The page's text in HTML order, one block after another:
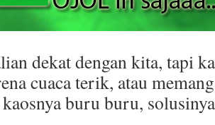
dekat dengan kita, tapi
cuaca terik, atau
buru buru,